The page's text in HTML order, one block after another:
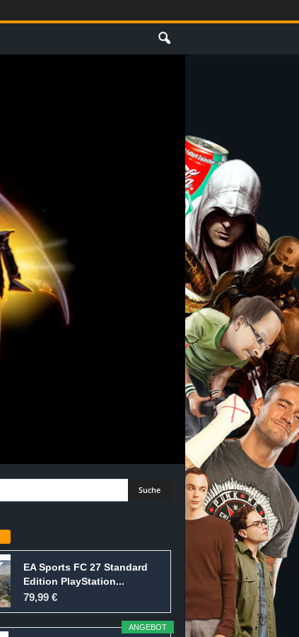
EA Sports FC 27 Standard
Edition PlayStation...
79,99 €
ANGEBOT